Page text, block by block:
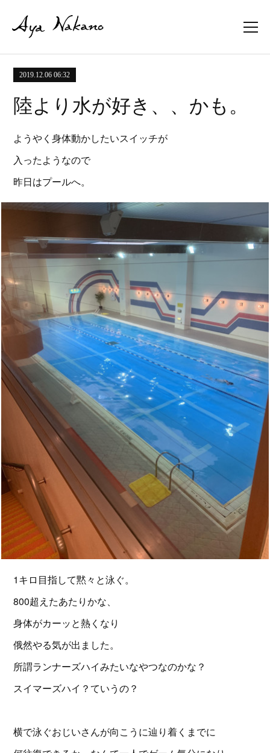
2019.12.06 06:32
陸より水が好き、、かも。
ようやく身体動かしたいスイッチが
入ったようなので
昨日はプールへ。
1キロ目指して黙々と泳ぐ。
800超えたあたりかな、
身体がカーッと熱くなり
俄然やる気が出ました。
所謂ランナーズハイみたいなやつなのかな？
スイマーズハイ？ていうの？
横で泳ぐおじいさんが向こうに辿り着くまでに